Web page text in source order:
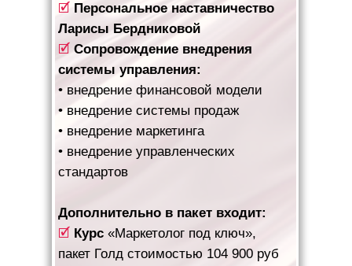
🗹 Персональное наставничество
Ларисы Бердниковой
🗹 Сопровождение внедрения
системы управления:
• внедрение финансовой модели
• внедрение системы продаж
• внедрение маркетинга
• внедрение управленческих
стандартов
Дополнительно в пакет входит:
🗹 Курс «Маркетолог под ключ»,
пакет Голд стоимостью 104 900 руб